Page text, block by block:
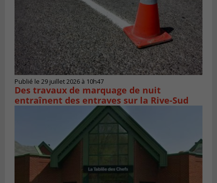
Publié le 29 juillet 2026 à 10h47
Des travaux de marquage de nuit
entraînent des entraves sur la Rive-Sud